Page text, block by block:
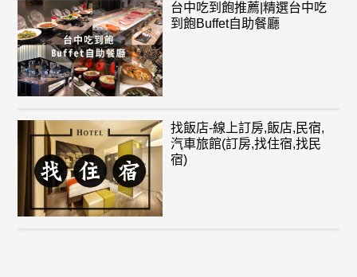
台中吃到飽推薦|精選台中吃
到飽Buffet自助餐廳
找飯店-線上訂房,飯店,民宿,
汽車旅館(訂房,找住宿,找民
宿)